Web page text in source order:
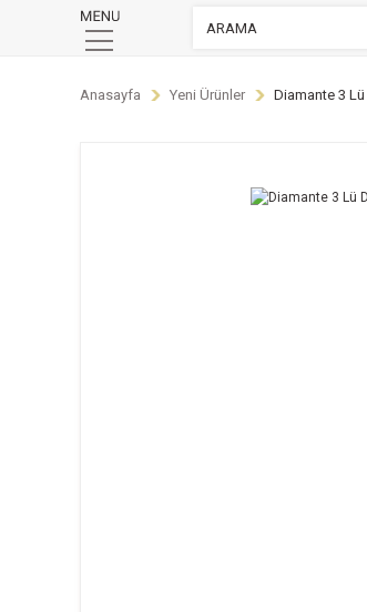
Anasayfa Yeni Ürünler Diamante 3